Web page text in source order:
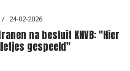
/ 24-02-2026
na besluit KNVB: "Hier
gespeeld"